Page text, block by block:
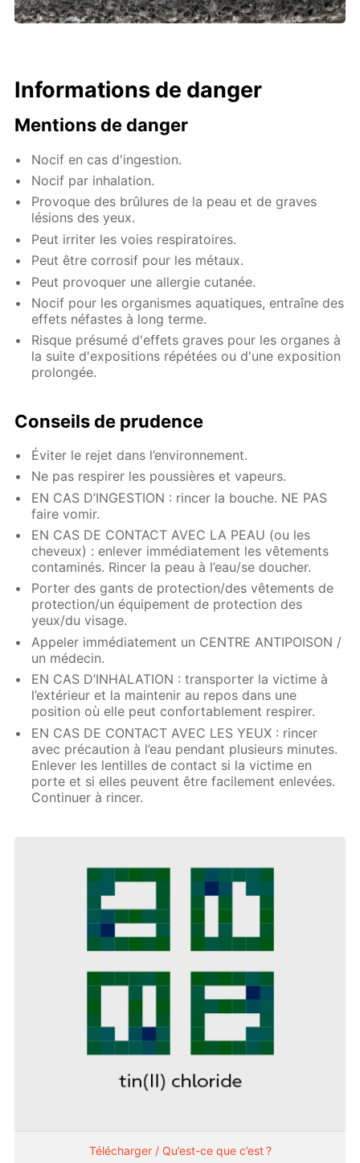
Informations de danger
Mentions de danger
Nocif en cas d'ingestion.
Nocif par inhalation.
Provoque des brûlures de la peau et de graves
lésions des yeux.
Peut irriter les voies respiratoires.
Peut être corrosif pour les métaux.
Peut provoquer une allergie cutanée.
Nocif pour les organismes aquatiques, entraîne des
effets néfastes à long terme.
Risque présumé d'effets graves pour les organes à
la suite d'expositions répétées ou d'une exposition
prolongée.
Conseils de prudence
Éviter le rejet dans l’environnement.
Ne pas respirer les poussières et vapeurs.
EN CAS D’INGESTION : rincer la bouche. NE PAS
faire vomir.
EN CAS DE CONTACT AVEC LA PEAU (ou les
cheveux) : enlever immédiatement les vêtements
contaminés. Rincer la peau à l’eau/se doucher.
Porter des gants de protection/des vêtements de
protection/un équipement de protection des
yeux/du visage.
Appeler immédiatement un CENTRE ANTIPOISON /
un médecin.
EN CAS D’INHALATION : transporter la victime à
l’extérieur et la maintenir au repos dans une
position où elle peut confortablement respirer.
EN CAS DE CONTACT AVEC LES YEUX : rincer
avec précaution à l’eau pendant plusieurs minutes.
Enlever les lentilles de contact si la victime en
porte et si elles peuvent être facilement enlevées.
Continuer à rincer.
Télécharger / Qu’est-ce que c’est ?